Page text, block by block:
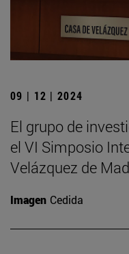
09 | 12 | 2024
El grupo de
el VI Simposio
Velázquez de
Imagen Cedida